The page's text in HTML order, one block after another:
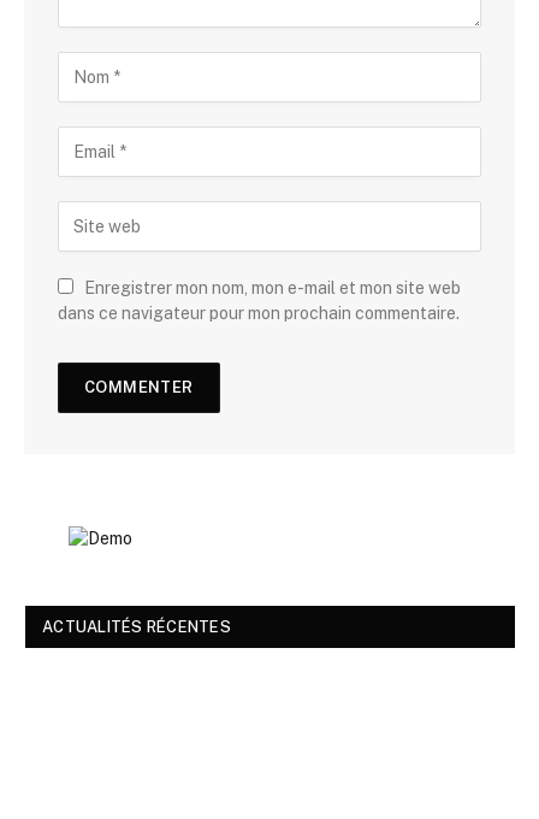
Enregistrer mon nom, mon e-mail et mon site web
dans ce navigateur pour mon prochain commentaire.
ACTUALITÉS RÉCENTES